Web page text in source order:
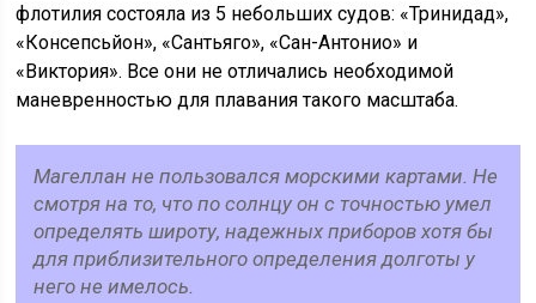
флотилия состояла из 5 небольших судов: «Тринидад»,
«Консепсьйон», «Сантьяго», «Сан-Антонио» и
«Виктория». Все они не отличались необходимой
маневренностью для плавания такого масштаба.
Магеллан не пользовался морскими картами. Не
смотря на то, что по солнцу он с точностью умел
определять широту, надежных приборов хотя бы
для приблизительного определения долготы у
него не имелось.